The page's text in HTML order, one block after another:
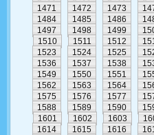
1471
1472 1473
1484
1485 1486
1497
1498 1499
1510
1511 1512
1523
1524 1525
1536
1537 1538
1549
1550 1551
1562
1563 1564
1575
1576 1577
1588
1589 1590
1601
1602 1603
1614
1615 1616